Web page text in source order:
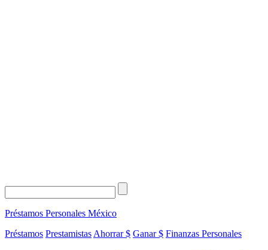
Préstamos Personales México
Préstamos Prestamistas Ahorrar $ Ganar $ Finanzas Personales